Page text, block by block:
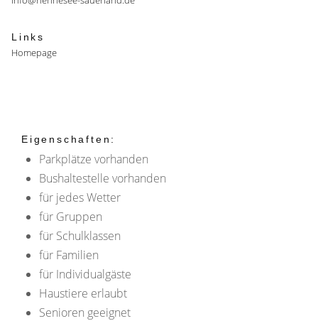
Links
Homepage
Eigenschaften:
Parkplätze vorhanden
Bushaltestelle vorhanden
für jedes Wetter
für Gruppen
für Schulklassen
für Familien
für Individualgäste
Haustiere erlaubt
Senioren geeignet